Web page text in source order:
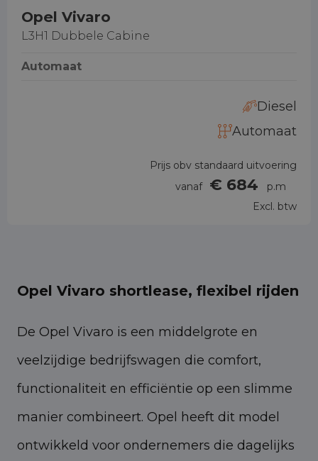
Opel Vivaro
L3H1 Dubbele Cabine
Automaat
Diesel
Automaat
Prijs obv standaard uitvoering
vanaf € 684
p.m
Excl. btw
Opel Vivaro shortlease, flexibel rijden
De Opel Vivaro is een middelgrote en
veelzijdige bedrijfswagen die comfort,
functionaliteit en efficiëntie op een slimme
manier combineert. Opel heeft dit model
ontwikkeld voor ondernemers die dagelijks